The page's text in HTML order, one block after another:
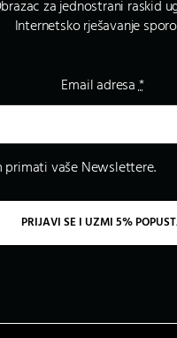
za jednostrani raskid
Internetsko rješavanje
Email adresa*
primati vaše Newslettere.
PRIJAVI SE I UZMI 5%